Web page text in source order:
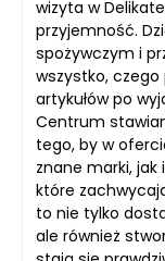
wizyta w
przyjemność.
spożywczym i
wszystko,
artykułów po
Centrum
tego, by w
znane marki,
które
to nie tylko
ale również